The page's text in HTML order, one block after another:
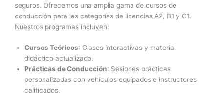
seguros. Ofrecemos una amplia gama de cursos de
conducción para las categorías de licencias A2, B1 y C1.
Nuestros programas incluyen:
Cursos Teóricos: Clases interactivas y material
didáctico actualizado.
Prácticas de Conducción: Sesiones prácticas
personalizadas con vehículos equipados e instructores
calificados.